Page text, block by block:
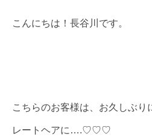
こんにちは！長谷川です。
こちらのお客様は、お久しぶり
レートヘアに….♡♡♡